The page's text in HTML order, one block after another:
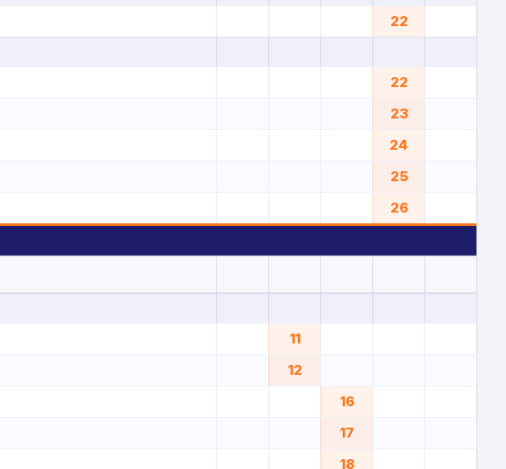
22
22
23
24
25
26
11
12
16
17
18